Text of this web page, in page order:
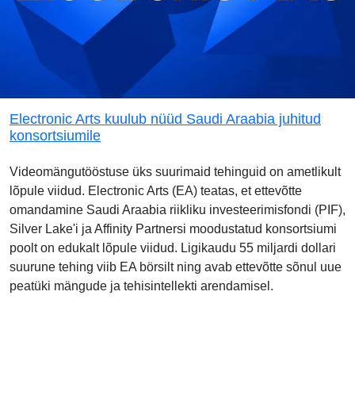
Electronic Arts kuulub nüüd Saudi Araabia juhitud
konsortsiumile
Videomängutööstuse üks suurimaid tehinguid on ametlikult
lõpule viidud. Electronic Arts (EA) teatas, et ettevõtte
omandamine Saudi Araabia riikliku investeerimisfondi (PIF),
Silver Lake'i ja Affinity Partnersi moodustatud konsortsiumi
poolt on edukalt lõpule viidud. Ligikaudu 55 miljardi dollari
suurune tehing viib EA börsilt ning avab ettevõtte sõnul uue
peatüki mängude ja tehisintellekti arendamisel.